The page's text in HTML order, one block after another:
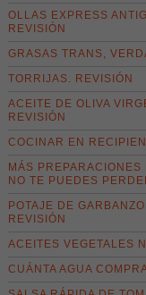
OLLAS EXPRESS
REVISIÓN
GRASAS TRANS,
TORRIJAS. REVISIÓN
ACEITE DE OLIVA
REVISIÓN
COCINAR EN
MÁS
NO TE PUEDES
POTAJE DE
REVISIÓN
ACEITES VEGETALES
CUÁNTA AGUA